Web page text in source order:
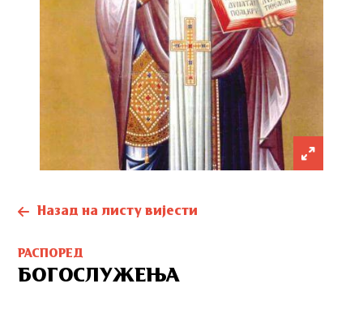
Назад на листу вијести
РАСПОРЕД
БОГОСЛУЖЕЊА